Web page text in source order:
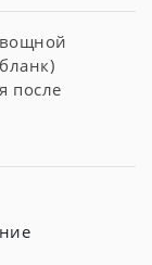
после